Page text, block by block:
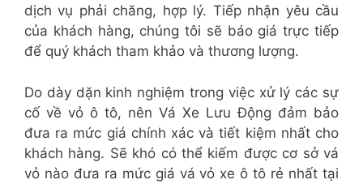
dịch vụ phải chăng, hợp lý. Tiếp nhận yêu cầu
của khách hàng, chúng tôi sẽ báo giá trực tiếp
để quý khách tham khảo và thương lượng.
Do dày dặn kinh nghiệm trong việc xử lý các sự
cố về vỏ ô tô, nên Vá Xe Lưu Động đảm bảo
đưa ra mức giá chính xác và tiết kiệm nhất cho
khách hàng. Sẽ khó có thể kiếm được cơ sở vá
vỏ nào đưa ra mức giá vá vỏ xe ô tô rẻ nhất tại